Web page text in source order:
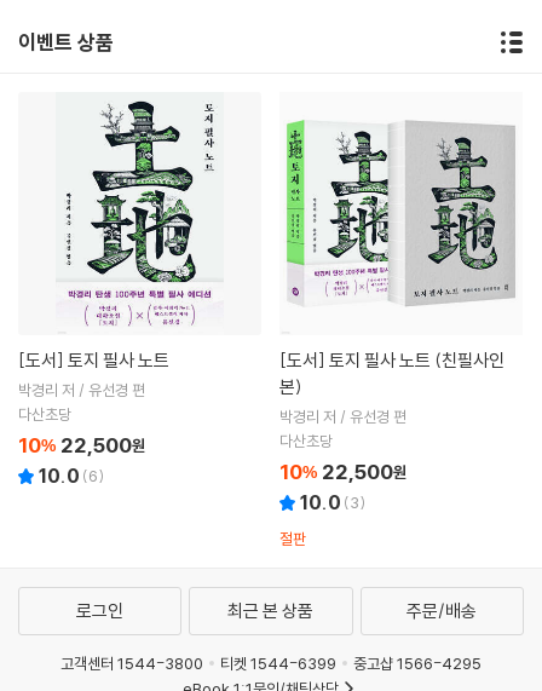
이벤트 상품
[도서] 토지 필사 노트
박경리 저 / 유선경 편
다산초당
10% 22,500원
10.0 (6)
[도서]
본)
박경리 저 / 유선경 편
다산초당
10% 22,500원
10.0 (3)
절판
로그인 최근 본 상품 주문/배송
고객센터 1544-3800 티켓 1544-6399
중고샵 1566-4295